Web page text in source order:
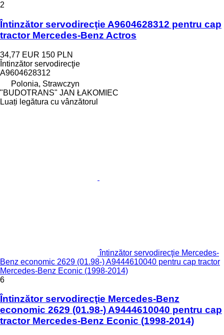
2
Întinzător servodirecţie A9604628312 pentru cap
tractor Mercedes-Benz Actros
34,77 EUR 150 PLN
Întinzător servodirecţie
A9604628312
Polonia, Strawczyn
"BUDOTRANS" JAN ŁAKOMIEC
Luați legătura cu vânzătorul
întinzător servodirecţie Mercedes-
Benz economic 2629 (01.98-) A9444610040 pentru cap tractor
Mercedes-Benz Econic (1998-2014)
6
Întinzător servodirecţie Mercedes-Benz
economic 2629 (01.98-) A9444610040 pentru cap
tractor Mercedes-Benz Econic (1998-2014)